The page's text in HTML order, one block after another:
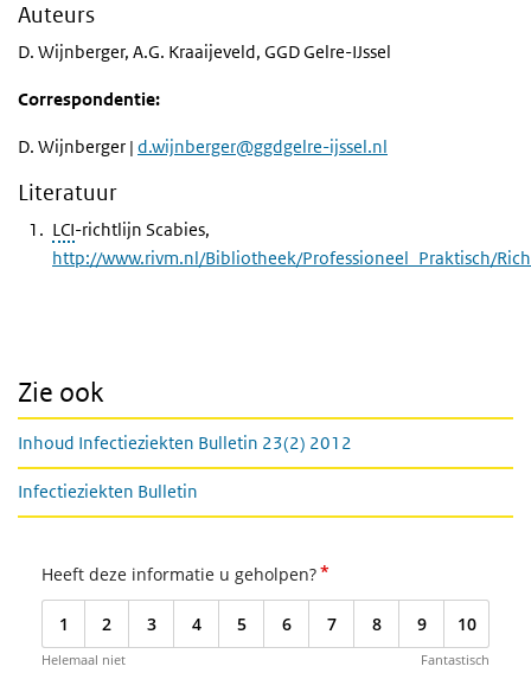
Auteurs
D. Wijnberger, A.G. Kraaijeveld, GGD Gelre-IJssel
Correspondentie:
D. Wijnberger | d.wijnberger@ggdgelre-ijssel.nl
Literatuur
LCI-richtlijn Scabies,
http://www.rivm.nl/Bibliotheek/Professioneel_Praktisch/
Zie ook
Inhoud Infectieziekten Bulletin 23(2) 2012
Infectieziekten Bulletin
Heeft deze informatie u geholpen?*
1 2 3 4 5 6 7 8 9 10
Helemaal niet Fantastisch